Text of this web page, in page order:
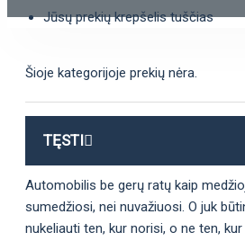
Jūsų prekių krepšelis tuščias
Šioje kategorijoje prekių nėra.
TĘSTI
Automobilis be gerų ratų kaip
sumedžiosi, nei nuvažiuosi. O juk
nukeliauti ten, kur norisi, o ne ten,